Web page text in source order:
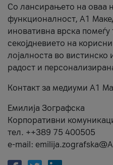
Со лансирањето на оваа
функционалност, А1
иновативна врска помеѓу
секојдневието на
лојалноста во вистинско
радост и
Контакт за медиуми А1
Емилија Зографска
Корпоративни
тел. ++389 75 400505
e-mail: